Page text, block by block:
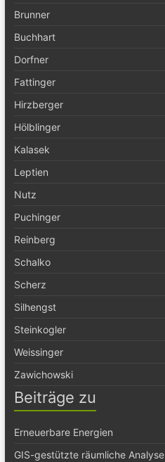
Brunner
Buchhart
Dorfner
Fattinger
Hirzberger
Hölblinger
Kalasek
Leptien
Nutz
Puchinger
Reinberg
Schalko
Scherz
Silhengst
Steinkogler
Weissinger
Zawichowski
Beiträge zu
Erneuerbare Energien
GIS-gestützte räumliche Analyse